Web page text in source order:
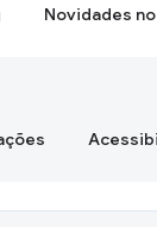
Novidades